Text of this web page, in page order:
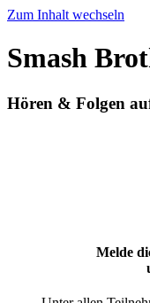
Zum Inhalt wechseln
Smash
Hören & Folgen
Melde